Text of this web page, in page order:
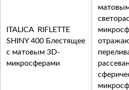
ITALICA RIFLETTE
SHINY 400 Блестящее
с матовым 3D-
микросферами